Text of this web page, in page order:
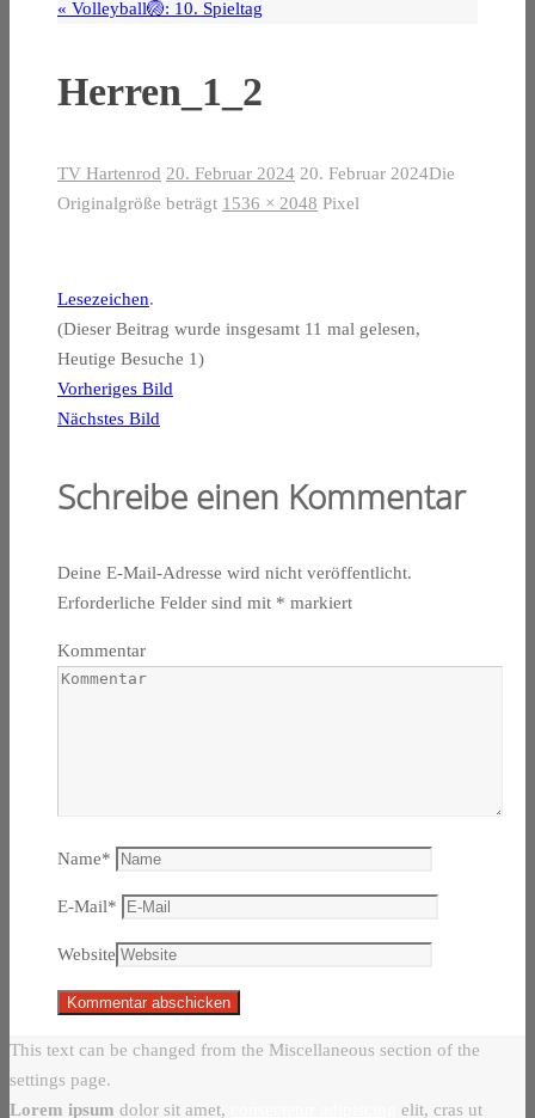
« Volleyball🏐: 10. Spieltag
Herren_1_2
TV Hartenrod 20. Februar 2024 20. Februar 2024Die
Originalgröße beträgt 1536 × 2048 Pixel
Lesezeichen.
(Dieser Beitrag wurde insgesamt 11 mal gelesen,
Heutige Besuche 1)
Vorheriges Bild
Nächstes Bild
Schreibe einen Kommentar
Deine E-Mail-Adresse wird nicht veröffentlicht.
Erforderliche Felder sind mit * markiert
Kommentar
Name*
E-Mail*
Website
This text can be changed from the Miscellaneous section of the
settings page.
Lorem ipsum dolor sit amet, elit, cras ut